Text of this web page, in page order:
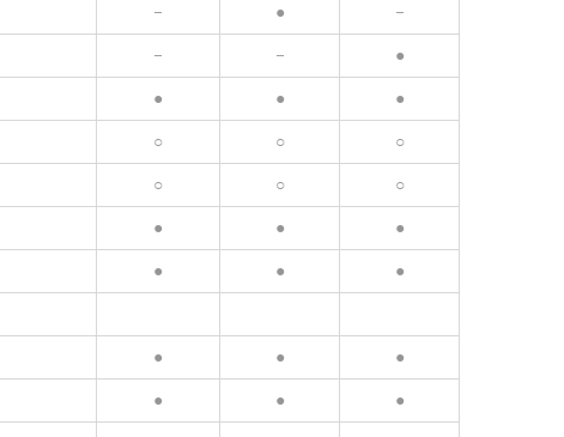
– ● –
– – ●
● ● ●
○ ○ ○
○ ○ ○
● ● ●
● ● ●
● ● ●
● ● ●